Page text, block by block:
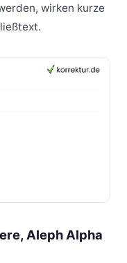
wirken kurze
Aleph Alpha